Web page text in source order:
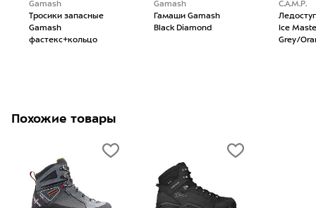
Gamash
Тросики запасные
Gamash
фастекс+кольцо
Gamash
Гамаши Gamash
Black Diamond
C.A.M.P.
Ice
Grey/
Похожие товары